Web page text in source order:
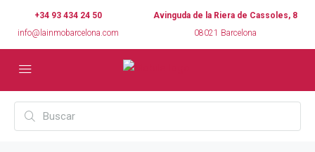
+34 93 434 24 50
info@lainmobarcelona.com
Avinguda de la Riera de Cassoles, 8
08021 Barcelona